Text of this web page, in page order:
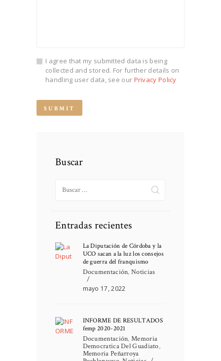
I agree that my submitted data is being
collected and stored. For further details on
handling user data, see our Privacy Policy
Buscar
Entradas recientes
La Diputación de Córdoba y la
UCO sacan a la luz los consejos
de guerra del franquismo
Documentación,Noticias
mayo 17, 2022
INFORME DE RESULTADOS
femp 2020-2021
Documentación,Memoria
Democratica Del Guadiato,
Memoria Peñarroya